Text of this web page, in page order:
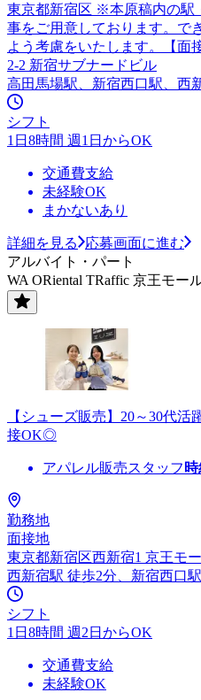
東京都新宿区 ※本原稿内の駅
事をご用意しております。で
よう考慮をいたします。【面
2-2 新宿サブナードビル
高田馬場駅、新宿西口駅、西
シフト
1日8時間 週1日からOK
交通費支給
未経験OK
まかないあり
詳細を見る
応募画面に進む
アルバイト・パート
WA ORiental TRaffic 京王モー
【シューズ販売】20～30代
接OK◎
アパレル販売スタッフ
勤務地
面接地
東京都新宿区西新宿1 京王モ
西新宿駅 徒歩2分、新宿西口
シフト
1日8時間 週2日からOK
交通費支給
未経験OK